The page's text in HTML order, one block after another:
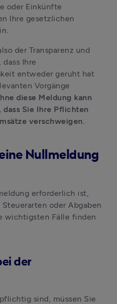
oder Einkünfte
Ihre gesetzlichen
der Transparenz und
Ihre
entweder geruht hat
Vorgänge
diese Meldung kann
Sie Ihre Pflichten
verschweigen.
Nullmeldung
erforderlich ist,
oder Abgaben
wichtigsten Fälle finden
der
sind, müssen Sie